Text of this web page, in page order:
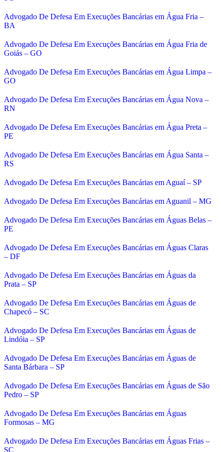
Advogado De Defesa Em Execuções Bancárias em Água Fria –
BA
Advogado De Defesa Em Execuções Bancárias em Água Fria de
Goiás – GO
Advogado De Defesa Em Execuções Bancárias em Água Limpa –
GO
Advogado De Defesa Em Execuções Bancárias em Água Nova –
RN
Advogado De Defesa Em Execuções Bancárias em Água Preta –
PE
Advogado De Defesa Em Execuções Bancárias em Água Santa –
RS
Advogado De Defesa Em Execuções Bancárias em Aguaí – SP
Advogado De Defesa Em Execuções Bancárias em Aguanil – MG
Advogado De Defesa Em Execuções Bancárias em Águas Belas –
PE
Advogado De Defesa Em Execuções Bancárias em Águas Claras
– DF
Advogado De Defesa Em Execuções Bancárias em Águas da
Prata – SP
Advogado De Defesa Em Execuções Bancárias em Águas de
Chapecó – SC
Advogado De Defesa Em Execuções Bancárias em Águas de
Lindóia – SP
Advogado De Defesa Em Execuções Bancárias em Águas de
Santa Bárbara – SP
Advogado De Defesa Em Execuções Bancárias em Águas de São
Pedro – SP
Advogado De Defesa Em Execuções Bancárias em Águas
Formosas – MG
Advogado De Defesa Em Execuções Bancárias em Águas Frias –
SC